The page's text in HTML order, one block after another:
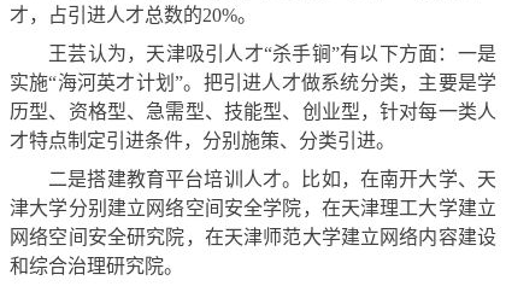
才，占引进人才总数的20%。
王芸认为，天津吸引人才“杀手锏”有以下方面：一是
实施“海河英才计划”。把引进人才做系统分类，主要是学
历型、资格型、急需型、技能型、创业型，针对每一类人
才特点制定引进条件，分别施策、分类引进。
二是搭建教育平台培训人才。比如，在南开大学、天
津大学分别建立网络空间安全学院，在天津理工大学建立
网络空间安全研究院，在天津师范大学建立网络内容建设
和综合治理研究院。